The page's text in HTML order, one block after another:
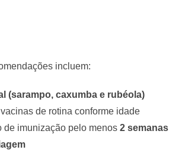
incluem:
(sarampo, caxumba e rubéola)
de rotina conforme idade
de imunização pelo menos 2 semanas